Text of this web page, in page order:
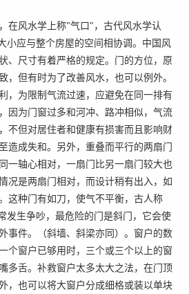
在风水学上称"气口"，古代风水学认
小应与整个房屋的空间相协调。中国风
、尺寸有着严格的规定。门的方位，原
，但有时为了改善风水，也可以例外。
，为限制气流过速，应避免在同一排有
因为门窗过多和河冲、路冲相似，气流
不但对居住者和健康有损害而且影响财
造成失和。另外，重叠而平行的两扇门
一轴心相对，一扇门比另一扇门较大也
况是两扇门相对，而设计稍有出入，如
这种门有如刀，使气不平衡，古人称
发生争吵，最危险的门是斜门，它会使
事件。（斜墙、斜梁亦同）。窗户的数
个窗户已够用时，三个或三个以上的窗
多舌。补救窗户太多太大之法，在门顶
，也可以将大窗户分成细格或装以单块